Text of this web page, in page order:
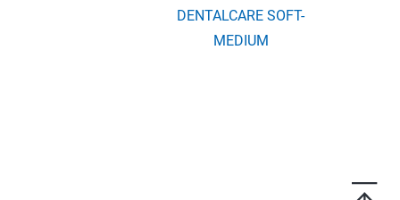
DENTALCARE SOFT-
MEDIUM